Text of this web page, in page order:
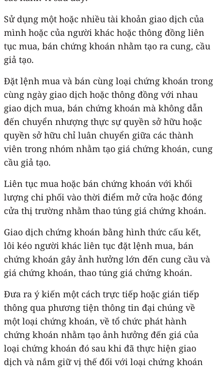
Sử dụng một hoặc nhiều tài khoản giao dịch của
mình hoặc của người khác hoặc thông đồng liên
tục mua, bán chứng khoán nhằm tạo ra cung, cầu
giả tạo.
Đặt lệnh mua và bán cùng loại chứng khoán trong
cùng ngày giao dịch hoặc thông đồng với nhau
giao dịch mua, bán chứng khoán mà không dẫn
đến chuyển nhượng thực sự quyền sở hữu hoặc
quyền sở hữu chỉ luân chuyển giữa các thành
viên trong nhóm nhằm tạo giá chứng khoán, cung
cầu giả tạo.
Liên tục mua hoặc bán chứng khoán với khối
lượng chi phối vào thời điểm mở cửa hoặc đóng
cửa thị trường nhằm thao túng giá chứng khoán.
Giao dịch chứng khoán bằng hình thức cấu kết,
lôi kéo người khác liên tục đặt lệnh mua, bán
chứng khoán gây ảnh hưởng lớn đến cung cầu và
giá chứng khoán, thao túng giá chứng khoán.
Đưa ra ý kiến một cách trực tiếp hoặc gián tiếp
thông qua phương tiện thông tin đại chúng về
một loại chứng khoán, về tổ chức phát hành
chứng khoán nhằm tạo ảnh hưởng đến giá của
loại chứng khoán đó sau khi đã thực hiện giao
dịch và nắm giữ vị thế đối với loại chứng khoán